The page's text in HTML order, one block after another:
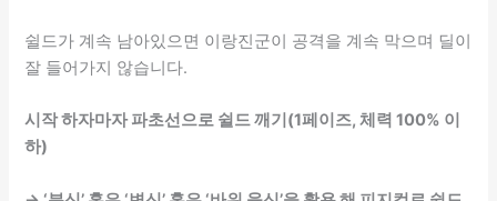
쉴드가 계속 남아있으면 이랑진군이 공격을 계속 막으며 딜이
잘 들어가지 않습니다.
시작 하자마자 파초선으로 쉴드 깨기(1페이즈, 체력 100% 이
하)